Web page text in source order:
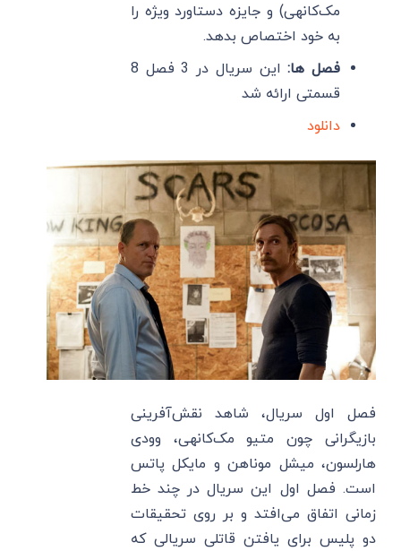
مک‌کانهی) و جایزه دستاورد ویژه را
به خود اختصاص بدهد.
فصل ها:
این سریال در 3 فصل 8
قسمتی ارائه شد
دانلود
فصل اول سریال، شاهد نقش‌آفرینی
بازیگرانی چون متیو مک‌کانهی، وودی
هارلسون، میشل موناهن و مایکل پاتس
است. فصل اول این سریال در چند خط
زمانی اتفاق می‌افتد و بر روی تحقیقات
دو پلیس برای یافتن قاتلی سریالی که